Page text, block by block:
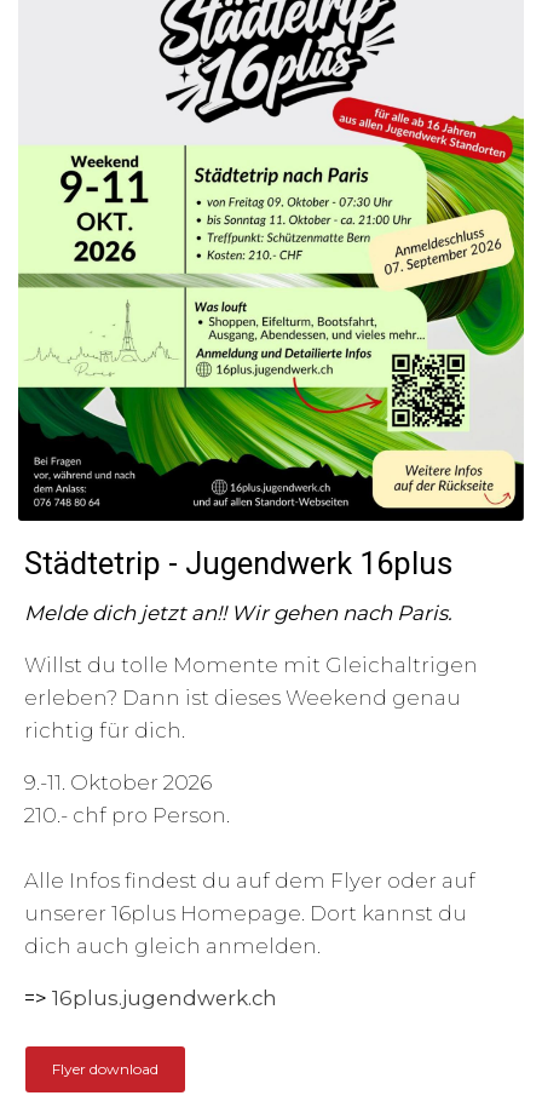
Städtetrip - Jugendwerk 16plus
Melde dich jetzt an!! Wir gehen nach Paris.
Willst du tolle Momente mit Gleichaltrigen
erleben? Dann ist dieses Weekend genau
richtig für dich.
9.-11. Oktober 2026
210.- chf pro Person.
Alle Infos findest du auf dem Flyer oder auf
unserer 16plus Homepage. Dort kannst du
dich auch gleich anmelden.
=> 16plus.jugendwerk.ch
Flyer download